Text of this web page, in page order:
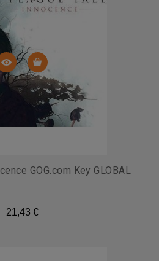
GOG.com Key GLOBAL
21,43 €